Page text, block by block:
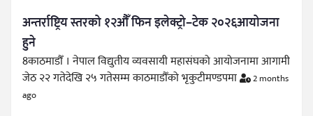
अन्तर्राष्ट्रिय स्तरको १२औँ फिन इलेक्ट्रो–टेक २०२६आयोजना
हुने
8काठमाडौँ । नेपाल विद्युतीय व्यवसायी महासंघको आयोजनामा आगामी
जेठ २२ गतेदेखि २५ गतेसम्म काठमाडौँको भृकुटीमण्डपमा
2 months
ago